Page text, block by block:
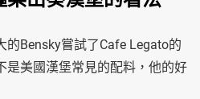
Bensky嘗試了Cafe Legato的
是美國漢堡常見的配料，他的好